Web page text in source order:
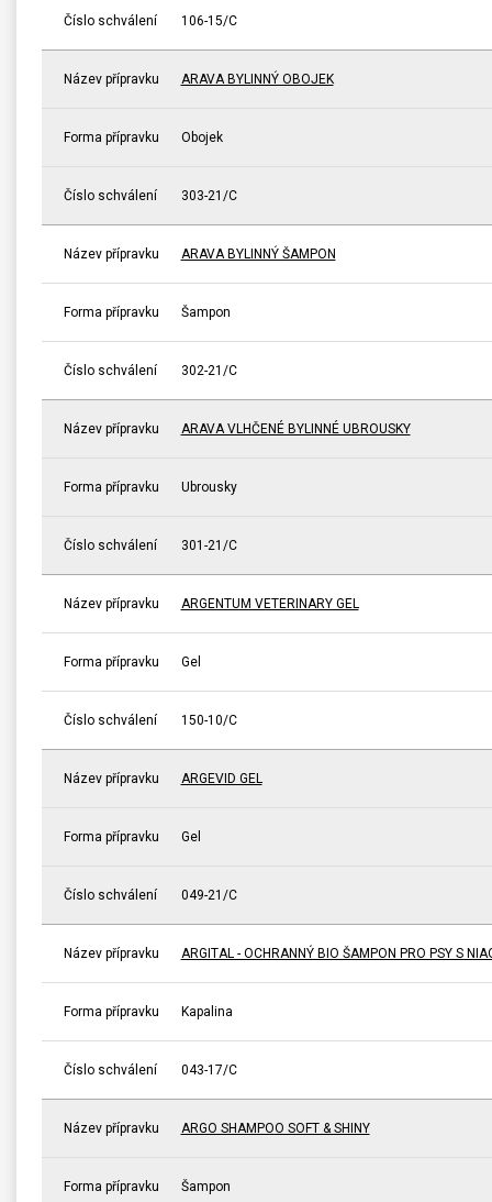
Číslo schválení 106-15/C
Název přípravku ARAVA BYLINNÝ OBOJEK
Forma přípravku Obojek
Číslo schválení 303-21/C
Název přípravku ARAVA BYLINNÝ ŠAMPON
Forma přípravku Šampon
Číslo schválení 302-21/C
Název přípravku ARAVA VLHČENÉ BYLINNÉ UBROUSKY
Forma přípravku Ubrousky
Číslo schválení 301-21/C
Název přípravku ARGENTUM VETERINARY GEL
Forma přípravku Gel
Číslo schválení 150-10/C
Název přípravku ARGEVID GEL
Forma přípravku Gel
Číslo schválení 049-21/C
Název přípravku ARGITAL - OCHRANNÝ BIO ŠAMPON PRO PSY S
Forma přípravku Kapalina
Číslo schválení 043-17/C
Název přípravku ARGO SHAMPOO SOFT & SHINY
Forma přípravku Šampon